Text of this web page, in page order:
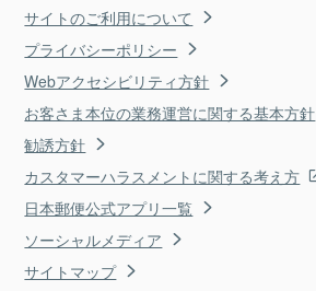
サイトのご利用について
プライバシーポリシー
Webアクセシビリティ方針
お客さま本位の業務運営に関する基本方針
勧誘方針
カスタマーハラスメントに関する考え方
日本郵便公式アプリ一覧
ソーシャルメディア
サイトマップ